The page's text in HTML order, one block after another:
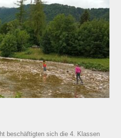
beschäftigten sich die 4. Klassen